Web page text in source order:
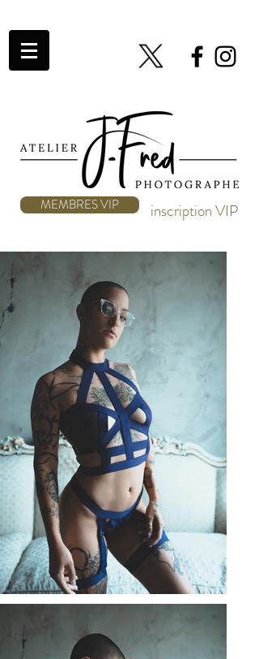
MEMBRES VIP inscription VIP